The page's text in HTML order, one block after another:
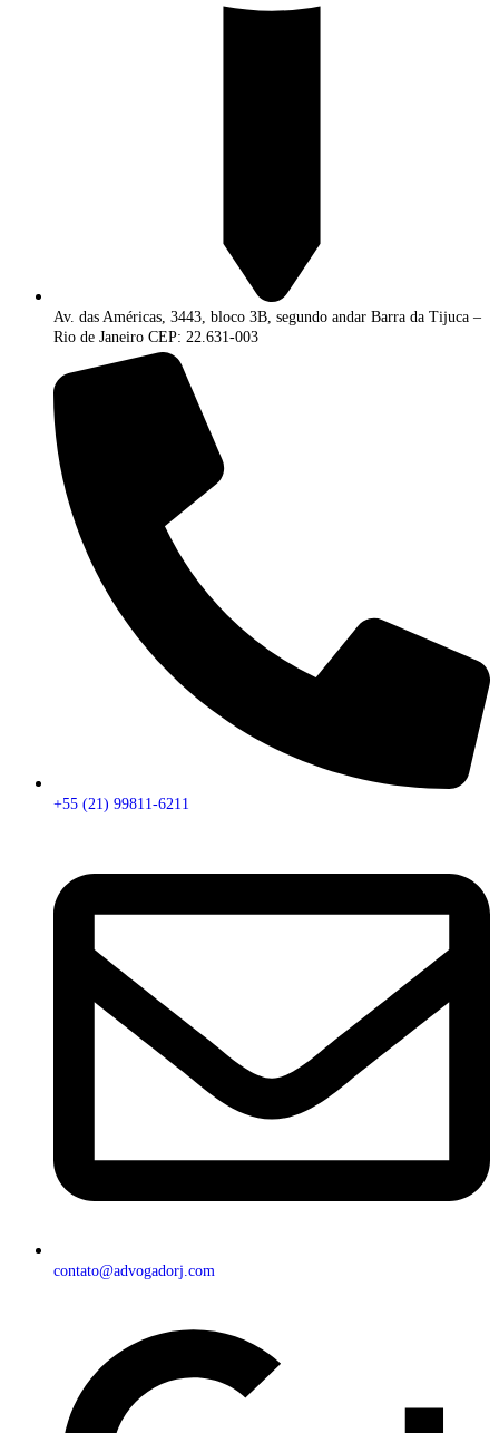
Av. das Américas, 3443, bloco 3B, segundo andar Barra da Tijuca –
Rio de Janeiro CEP: 22.631-003
+55 (21) 99811-6211
contato@advogadorj.com